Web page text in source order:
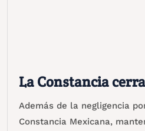
La Constancia
Además de la negligencia
Constancia Mexicana,